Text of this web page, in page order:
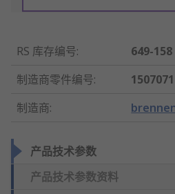
RS 库存编号:
649-158
制造商零件编号:
1507071
制造商:
产品技术参数
产品技术参数资料